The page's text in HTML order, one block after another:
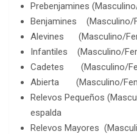
Prebenjamines
Benjamines (Masculino/
Alevines (Masculino/
Infantiles (Masculino/
Cadetes (Masculino/
Abierta (Masculino/
Relevos Pequeños
espalda
Relevos Mayores